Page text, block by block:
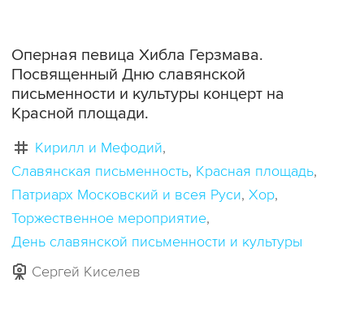
Оперная певица Хибла Герзмава.
Посвященный Дню славянской
письменности и культуры концерт на
Красной площади.
Кирилл и Мефодий
Славянская письменность Красная площадь
Патриарх Московский и всея Руси Хор
Торжественное мероприятие
День славянской письменности и культуры
Сергей Киселев